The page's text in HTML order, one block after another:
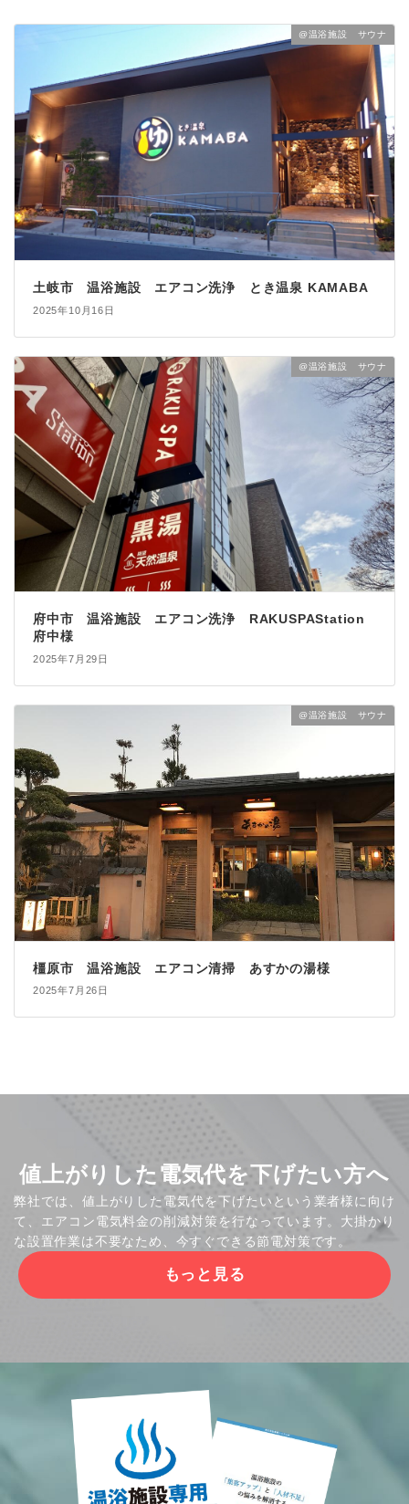
@温浴施設 サウナ
土岐市 温浴施設 エアコン洗浄 とき温泉 KAMABA
2025年10月16日
@温浴施設 サウナ
府中市 温浴施設 エアコン洗浄 RAKUSPAStation
府中様
2025年7月29日
@温浴施設 サウナ
橿原市 温浴施設 エアコン清掃 あすかの湯様
2025年7月26日
値上がりした電気代を下げたい方へ
弊社では、値上がりした電気代を下げたいという業者様に向け
て、エアコン電気料金の削減対策を行なっています。大掛かり
な設置作業は不要なため、今すぐできる節電対策です。
もっと見る